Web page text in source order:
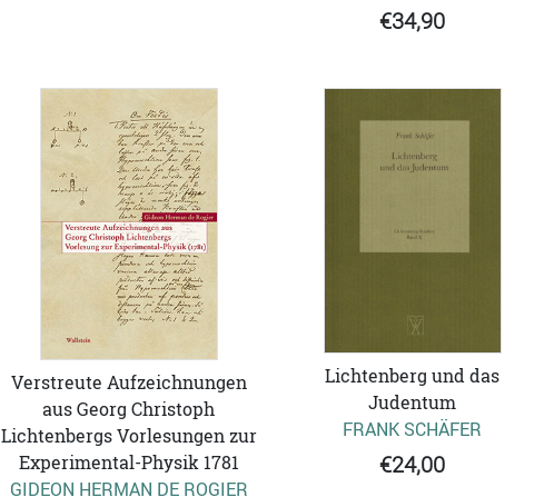
€34,90
Verstreute Aufzeichnungen
aus Georg Christoph
Lichtenbergs Vorlesungen zur
Experimental-Physik 1781
GIDEON HERMAN DE ROGIER
Lichtenberg und das
Judentum
FRANK SCHÄFER
€24,00